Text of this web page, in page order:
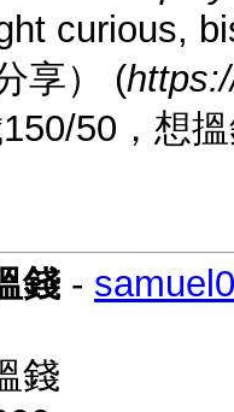
curious,
享） (
50，想
錢 -
錢